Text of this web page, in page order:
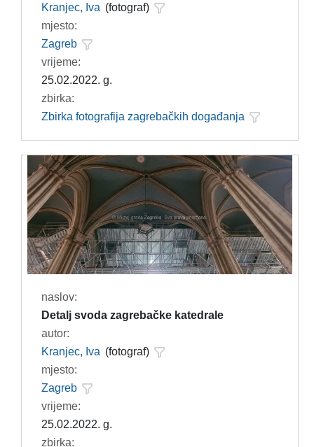
Kranjec, Iva (fotograf)
mjesto:
Zagreb
vrijeme:
25.02.2022. g.
zbirka:
Zbirka fotografija zagrebačkih događanja
naslov:
Detalj svoda zagrebačke katedrale
autor:
Kranjec, Iva (fotograf)
mjesto:
Zagreb
vrijeme:
25.02.2022. g.
zbirka: